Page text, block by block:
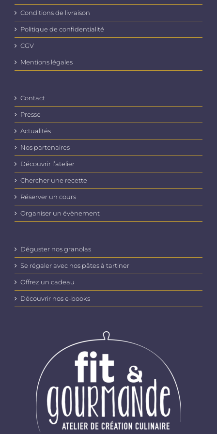
Conditions de livraison
Politique de confidentialité
CGV
Mentions légales
Contact
Presse
Actualités
Nos partenaires
Découvrir l’atelier
Chercher une recette
Réserver un cours
Organiser un évènement
Déguster nos granolas
Se régaler avec nos pâtes à tartiner
Offrez un cadeau
Découvrir nos e-books